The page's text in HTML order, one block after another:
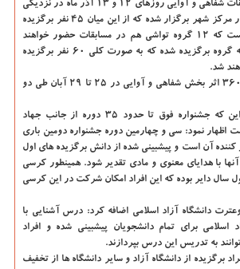
تقدیر خواهند شد و مسابقات شفاهی و آوایی روزهای 12 و 13 آذر ماه در نزدیكی
مسجد فاطمه زهرا (س) در مركز شهر برگزار شده كه از این میان 45 نفر برگزیده
خواهند شد این در حالیست كه 12 گروه تواشی هم در مسابقات حضور خواهند
داشت كه از میان آنها سه گروه برگزیده شده كه به صورت كلی 60 نفر برگزیده
شد.
وی اظهار داشت: داوری 360 اثر بخش شفاهی و آوایی در 25 تا 29 آبان طی دو
طالب تاش با اشاره به این كه جشنواره فوق تا حدود 35 دوره از جانب جهاد
اظهار نمود: سی و چهارمین دوره جشنواره دومین باری
كننده آن است و پیشبینی شده از دانش برگزیده های اول
با هدایای معنوی و مادی تقدیر شود. همینطور كرسی
سال دایر بوده كه این افراد امكان شركت در این كرسی
دانشگاه آزاد اسلامی اضافه كرد: درس آشنایی با
اسلامی برای تمام دانشجویان پیشبینی شده و افراد
به تدریس این درس بپردازند.
برگزیده از دانشگاه آزاد و سایر دانشگاه ها از تخفیف